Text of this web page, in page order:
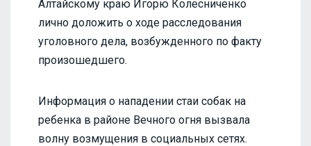
Алтайскому краю Игорю Колесниченко
лично доложить о ходе расследования
уголовного дела, возбужденного по факту
произошедшего.
Информация о нападении стаи собак на
ребенка в районе Вечного огня вызвала
волну возмущения в социальных сетях.